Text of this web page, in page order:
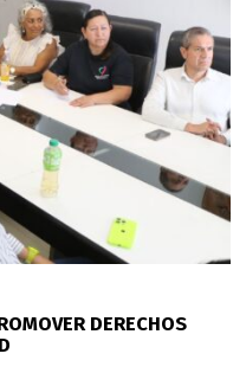
DERECHOS